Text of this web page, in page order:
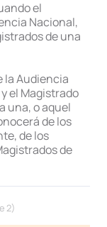
el
Nacional,
de una
la Audiencia
el Magistrado
una, o aquel
de los
de los
de
2)